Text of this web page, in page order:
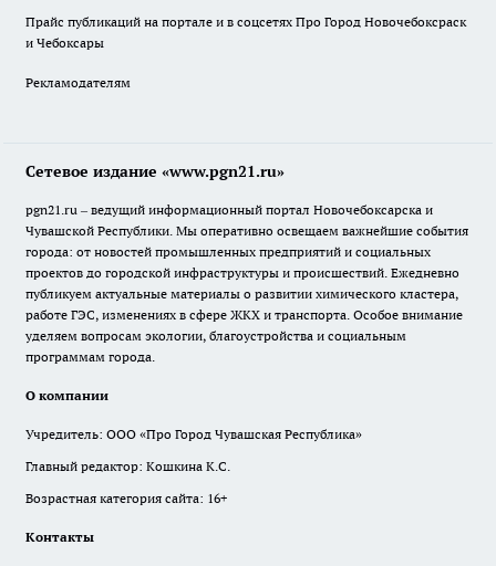
Прайс публикаций на портале и в соцсетях Про Город Новочебоксраск
и Чебоксары
Рекламодателям
Сетевое издание «www.pgn21.ru»
pgn21.ru – ведущий информационный портал Новочебоксарска и
Чувашской Республики. Мы оперативно освещаем важнейшие события
города: от новостей промышленных предприятий и социальных
проектов до городской инфраструктуры и происшествий. Ежедневно
публикуем актуальные материалы о развитии химического кластера,
работе ГЭС, изменениях в сфере ЖКХ и транспорта. Особое внимание
уделяем вопросам экологии, благоустройства и социальным
программам города.
О компании
Учредитель: ООО «Про Город Чувашская Республика»
Главный редактор: Кошкина К.С.
Возрастная категория сайта: 16+
Контакты